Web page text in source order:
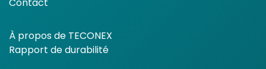
À propos de TECONEX
Rapport de durabilité